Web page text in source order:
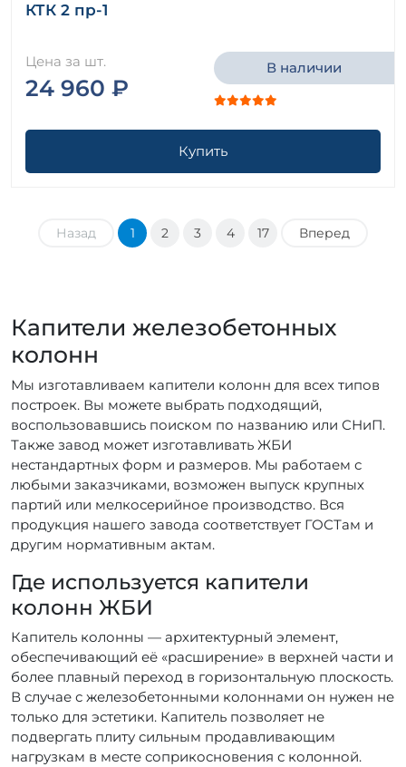
КТК 2 пр-1
Цена за шт.
24 960 ₽
В наличии
Купить
Назад 1 2 3 4 17 Вперед
Капители железобетонных
колонн
Мы изготавливаем капители колонн для всех типов
построек. Вы можете выбрать подходящий,
воспользовавшись поиском по названию или СНиП.
Также завод может изготавливать ЖБИ
нестандартных форм и размеров. Мы работаем с
любыми заказчиками, возможен выпуск крупных
партий или мелкосерийное производство. Вся
продукция нашего завода соответствует ГОСТам и
другим нормативным актам.
Где используется капители
колонн ЖБИ
Капитель колонны — архитектурный элемент,
обеспечивающий её «расширение» в верхней части и
более плавный переход в горизонтальную плоскость.
В случае с железобетонными колоннами он нужен не
только для эстетики. Капитель позволяет не
подвергать плиту сильным продавливающим
нагрузкам в месте соприкосновения с колонной.